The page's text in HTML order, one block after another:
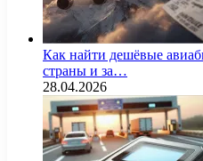
Как найти дешёвые
страны и за…
28.04.2026